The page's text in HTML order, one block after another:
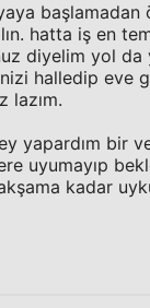
başlamadan
hatta iş en
diyelim yol
halledip eve
lazım.
yapardım bir
uyumayıp
kadar